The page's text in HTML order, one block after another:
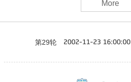
More
第29轮 2002-11-23 16:00:00